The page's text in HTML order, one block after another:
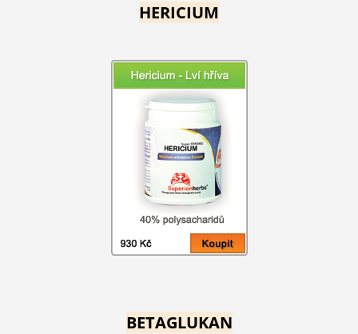
HERICIUM
BETAGLUKAN